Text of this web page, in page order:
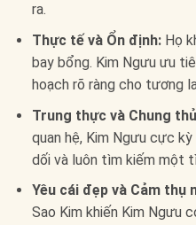
ra.
Thực tế và Ổn định:Họ
bay bổng. Kim Ngưu ưu
hoạch rõ ràng cho tương
Trung thực và Chung
quan hệ, Kim Ngưu cực
dối và luôn tìm kiếm một
Yêu cái đẹp và Cảm thụ
Sao Kim khiến Kim Ngưu